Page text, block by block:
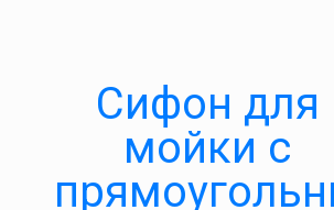
Сифон для
мойки с